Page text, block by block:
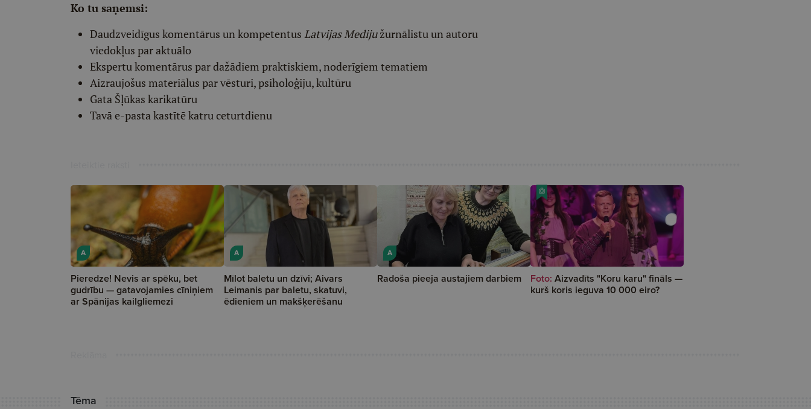
Ko tu saņemsi:
Daudzveidīgus komentārus un kompetentus Latvijas Medijužurnālistu un autoru
viedokļus par aktuālo
Ekspertu komentārus par dažādiem praktiskiem, noderīgiem tematiem
Aizraujošus materiālus par vēsturi, psiholoģiju, kultūru
Gata Šļūkas karikatūru
Tavā e-pasta kastītē katru ceturtdienu
A
Pieredze! Nevis ar spēku, bet
gudrību — gatavojamies cīniņiem
ar Spānijas kailgliemezi
A
Mīlot baletu un dzīvi; Aivars
Leimanis par baletu, skatuvi,
ēdieniem un makšķerēšanu
A
Radoša pieeja austajiem darbiem Foto: Aizvadīts "Koru karu" fināls —
kurš koris ieguva 10 000 eiro?
Tēma